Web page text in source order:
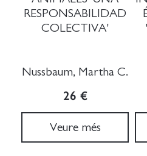
RESPONSABILIDAD
COLECTIVA'
Nussbaum, Martha C.
26 €
Veure més